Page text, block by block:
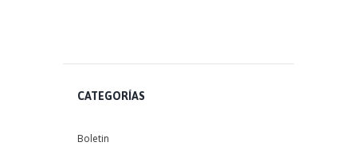
CATEGORÍAS
Boletin